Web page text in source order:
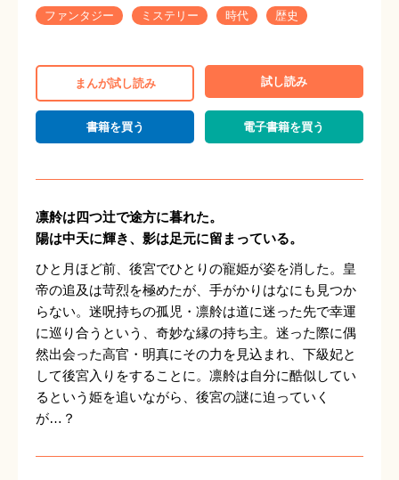
ファンタジー ミステリー 時代 歴史
まんが試し読み 試し読み
書籍を買う 電子書籍を買う
凛舲は四つ辻で途方に暮れた。
陽は中天に輝き、影は足元に留まっている。
ひと月ほど前、後宮でひとりの寵姫が姿を消した。皇
帝の追及は苛烈を極めたが、手がかりはなにも見つか
らない。迷呪持ちの孤児・凛舲は道に迷った先で幸運
に巡り合うという、奇妙な縁の持ち主。迷った際に偶
然出会った高官・明真にその力を見込まれ、下級妃と
して後宮入りをすることに。凛舲は自分に酷似してい
るという姫を追いながら、後宮の謎に迫っていく
が…？